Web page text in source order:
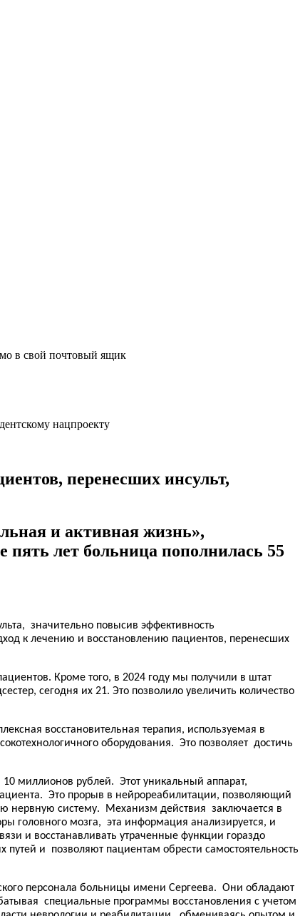
в свой почтовый ящик
перенесших инсульт,
и активная жизнь»,
лет больница пополнилась 55
значительно повысив эффективность
к лечению и восстановлению пациентов, перенесших
Кроме того, в 2024 году мы получили в штат
сегодня их 21. Это позволило увеличить количество
восстановительная терапия, используемая в
оборудования. Это позволяет достичь
миллионов рублей. Этот уникальный аппарат,
Это прорыв в нейрореабилитации, позволяющий
нервную систему. Механизм действия заключается в
головного мозга, эта информация анализируется, и
и восстанавливать утраченные функции гораздо
и позволяют пациентам обрести самостоятельность
персонала больницы имени Сергеева. Они обладают
специальные программы восстановления с учетом